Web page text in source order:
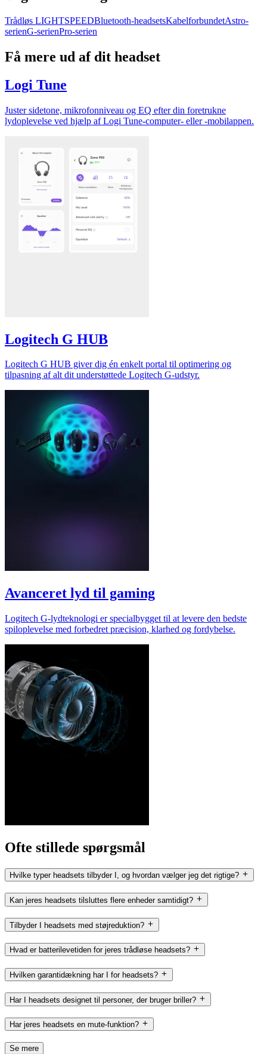
Trådløs LIGHTSPEEDBluetooth-headsetsKabelforbundetAstro-
serienG-serienPro-serien
Få mere ud af dit headset
Logi Tune
Juster sidetone, mikrofonniveau og EQ efter din foretrukne
lydoplevelse ved hjælp af Logi Tune-computer- eller -mobilappen.
Logitech G HUB
Logitech G HUB giver dig én enkelt portal til optimering og
tilpasning af alt dit understøttede Logitech G-udstyr.
Avanceret lyd til gaming
Logitech G-lydteknologi er specialbygget til at levere den bedste
spiloplevelse med forbedret præcision, klarhed og fordybelse.
Ofte stillede spørgsmål
Hvilke typer headsets tilbyder I, og hvordan vælger jeg det rigtige?
Kan jeres headsets tilsluttes flere enheder samtidigt?
Tilbyder I headsets med støjreduktion?
Hvad er batterilevetiden for jeres trådløse headsets?
Hvilken garantidækning har I for headsets?
Har I headsets designet til personer, der bruger briller?
Har jeres headsets en mute-funktion?
Se mere